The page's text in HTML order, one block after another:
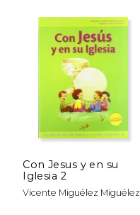
15%
dcto.
Con Jesus y en su
Iglesia 2
Vicente Miguélez Miguélez